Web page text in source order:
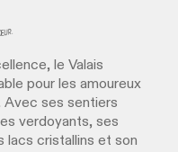
le Valais
pour les amoureux
Avec ses sentiers
verdoyants, ses
lacs cristallins et son